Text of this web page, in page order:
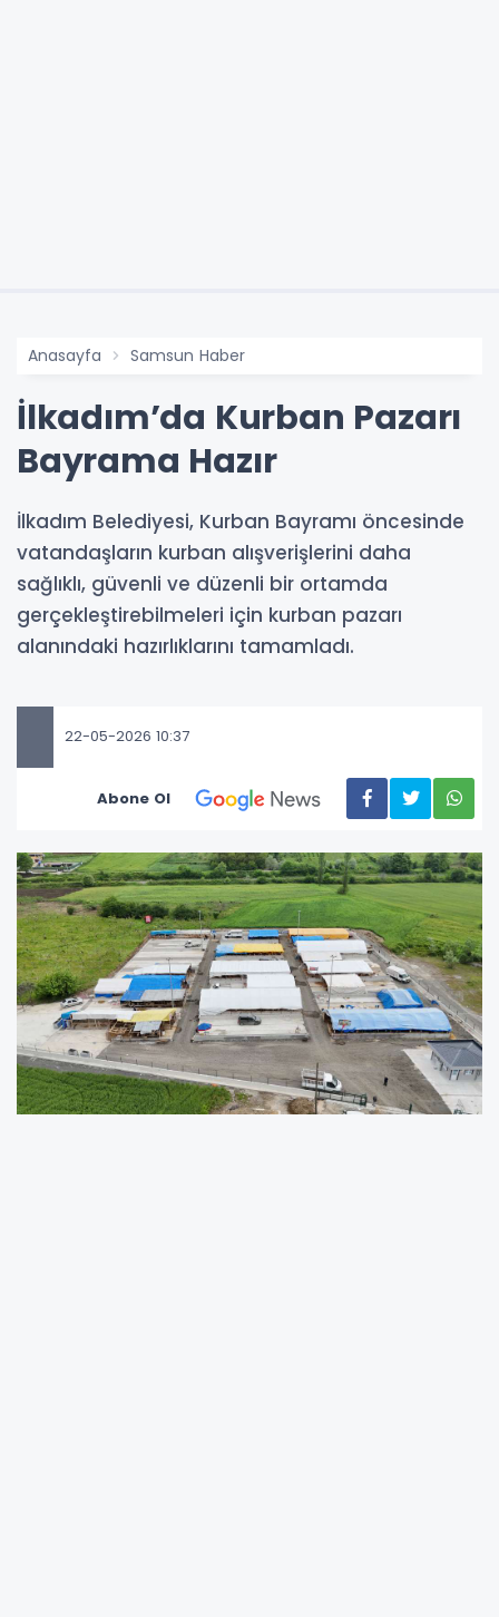
Anasayfa Samsun Haber
İlkadım’da Kurban Pazarı
Bayrama Hazır
İlkadım Belediyesi, Kurban Bayramı öncesinde
vatandaşların kurban alışverişlerini daha
sağlıklı, güvenli ve düzenli bir ortamda
gerçekleştirebilmeleri için kurban pazarı
alanındaki hazırlıklarını tamamladı.
22-05-2026 10:37
Abone Ol